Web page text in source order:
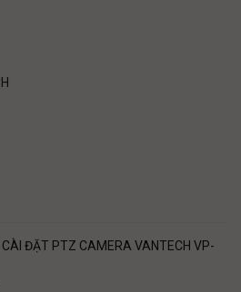
CÀI ĐẶT PTZ CAMERA VANTECH VP-